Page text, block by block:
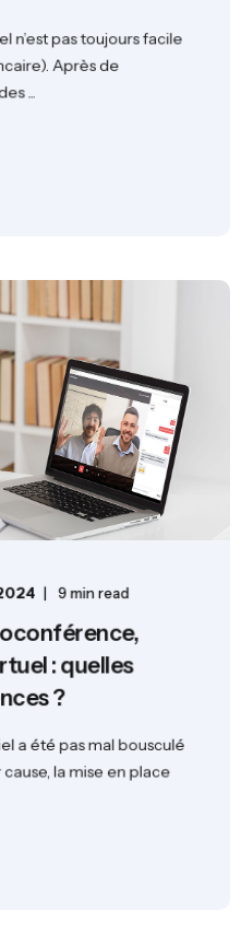
n’est pas toujours facile
Après de
...
9 min read
: quelles
?
a été pas mal bousculé
la mise en place